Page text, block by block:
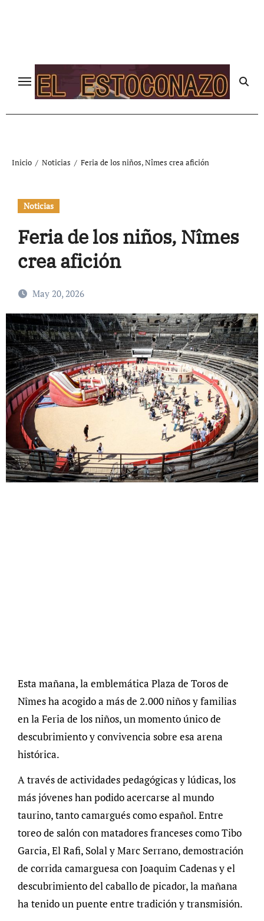
Inicio Noticias Feria de los niños, Nîmes crea afición
Noticias
Feria de los niños, Nîmes
crea afición
May 20, 2026
Esta mañana, la emblemática Plaza de Toros de
Nîmes ha acogido a más de 2.000 niños y familias
en la Feria de los niños, un momento único de
descubrimiento y convivencia sobre esa arena
histórica.
A través de actividades pedagógicas y lúdicas, los
más jóvenes han podido acercarse al mundo
taurino, tanto camargués como español. Entre
toreo de salón con matadores franceses como Tibo
Garcia, El Rafi, Solal y Marc Serrano, demostración
de corrida camarguesa con Joaquim Cadenas y el
descubrimiento del caballo de picador, la mañana
ha tenido un puente entre tradición y transmisión.